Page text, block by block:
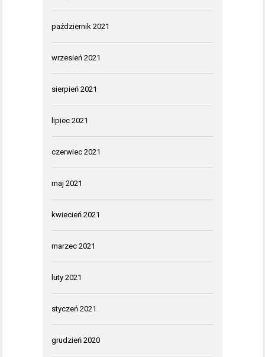
październik 2021
wrzesień 2021
sierpień 2021
lipiec 2021
czerwiec 2021
maj 2021
kwiecień 2021
marzec 2021
luty 2021
styczeń 2021
grudzień 2020